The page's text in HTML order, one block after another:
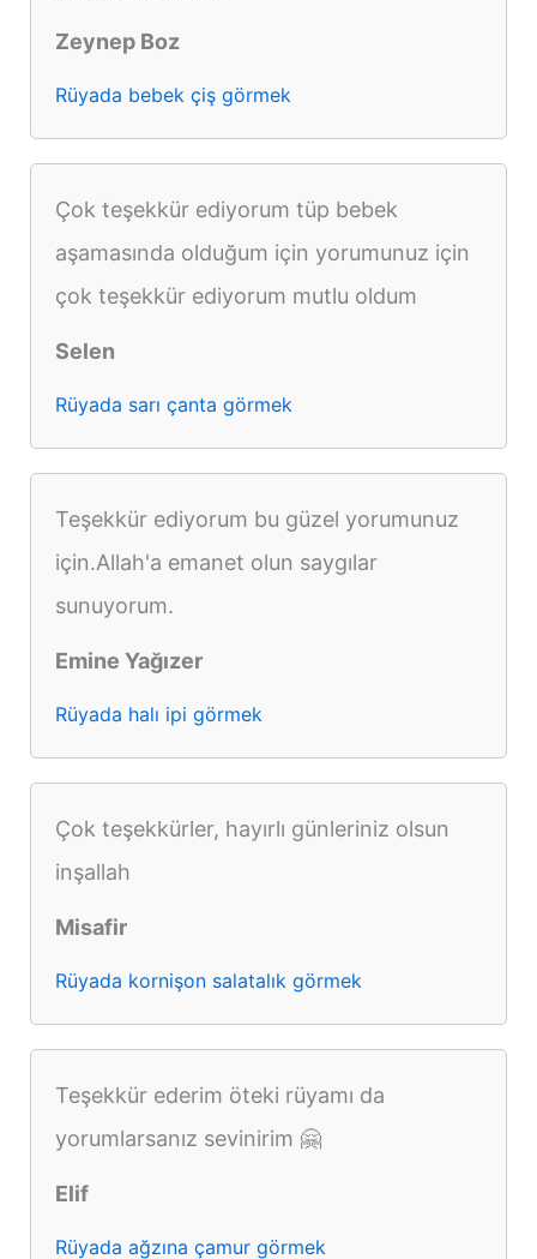
Zeynep Boz
Rüyada bebek çiş görmek
Çok teşekkür ediyorum tüp bebek
aşamasında olduğum için yorumunuz için
çok teşekkür ediyorum mutlu oldum
Selen
Rüyada sarı çanta görmek
Teşekkür ediyorum bu güzel yorumunuz
için.Allah'a emanet olun saygılar
sunuyorum.
Emine Yağızer
Rüyada halı ipi görmek
Çok teşekkürler, hayırlı günleriniz olsun
inşallah
Misafir
Rüyada kornişon salatalık görmek
Teşekkür ederim öteki rüyamı da
yorumlarsanız sevinirim 🤗
Elif
Rüyada ağzına çamur görmek